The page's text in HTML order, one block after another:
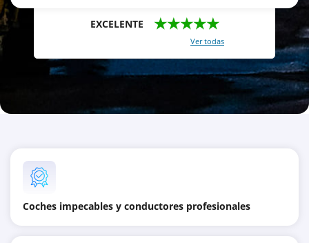
EXCELENTE ★★★★★
Ver todas
Coches impecables y conductores profesionales